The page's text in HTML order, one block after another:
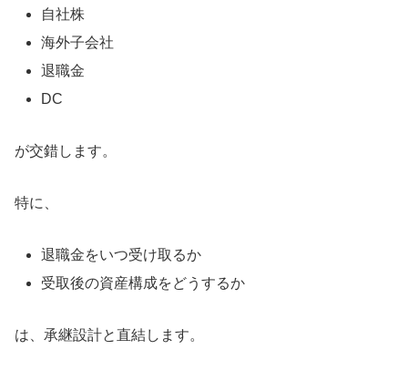
自社株
海外子会社
退職金
DC
が交錯します。
特に、
退職金をいつ受け取るか
受取後の資産構成をどうするか
は、承継設計と直結します。